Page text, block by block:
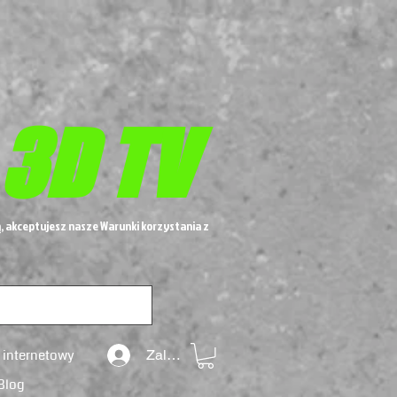
TV
nasze Warunki korzystania z
internetowy
Zaloguj się